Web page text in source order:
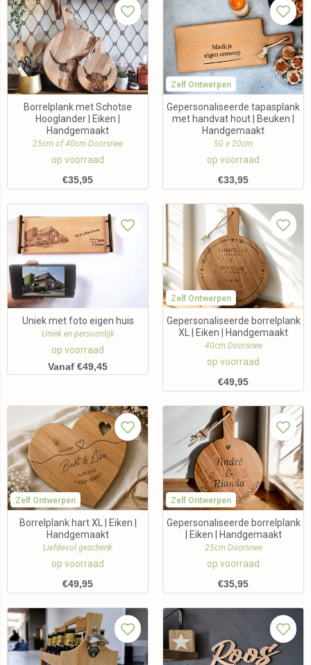
Borrelplank met Schotse
Hooglander | Eiken |
Handgemaakt
25cm of 40cm Doorsnee
op voorraad
€35,95
Zelf Ontwerpen
Gepersonaliseerde tapasplank
met handvat hout | Beuken |
Handgemaakt
50 x 20cm
op voorraad
€33,95
Uniek met foto eigen huis
Uniek en persoonlijk
op voorraad
Vanaf €49,45
Zelf Ontwerpen
Gepersonaliseerde borrelplank
XL | Eiken | Handgemaakt
40cm Doorsnee
op voorraad
€49,95
Zelf Ontwerpen
Borrelplank hart XL | Eiken |
Handgemaakt
Liefdevol geschenk
op voorraad
€49,95
Zelf Ontwerpen
Gepersonaliseerde borrelplank
| Eiken | Handgemaakt
25cm Doorsnee
op voorraad
€35,95